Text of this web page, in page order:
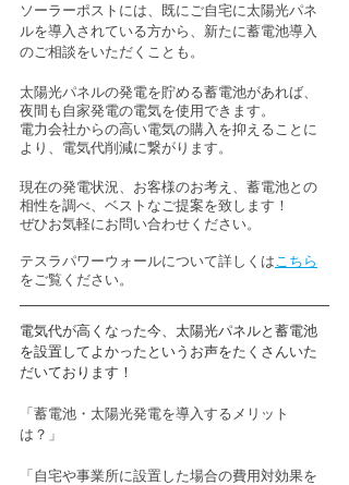
ソーラーポストには、既にご自宅に太陽光パネ
ルを導入されている方から、新たに蓄電池導入
のご相談をいただくことも。
太陽光パネルの発電を貯める蓄電池があれば、
夜間も自家発電の電気を使用できます。
電力会社からの高い電気の購入を抑えることに
より、電気代削減に繋がります。
現在の発電状況、お客様のお考え、蓄電池との
相性を調べ、ベストなご提案を致します！
ぜひお気軽にお問い合わせください。
テスラパワーウォールについて詳しくはこちら
をご覧ください。
電気代が高くなった今、太陽光パネルと蓄電池
を設置してよかったというお声をたくさんいた
だいております！
「蓄電池・太陽光発電を導入するメリット
は？」
「自宅や事業所に設置した場合の費用対効果を